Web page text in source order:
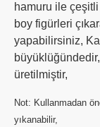
hamuru ile
boy figürleri
yapabilirsiniz,
üretilmiştir,
Not: Kullanmadan
yıkanabilir,